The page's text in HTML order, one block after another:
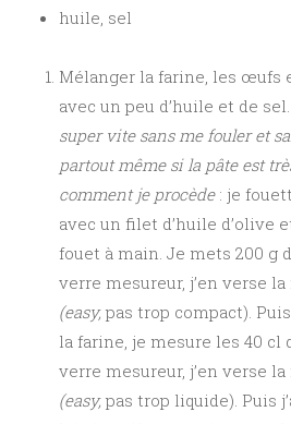
huile, sel
Mélanger la farine, les œufs
avec un peu d’huile et de
super vite sans me fouler et
partout même si la pâte est
comment je procède: je
avec un filet d’huile d’olive
fouet à main. Je mets 200 g
verre mesureur, j’en verse
(easy, pas trop compact).
la farine, je mesure les 40 cl
verre mesureur, j’en verse
(easy, pas trop liquide). Puis